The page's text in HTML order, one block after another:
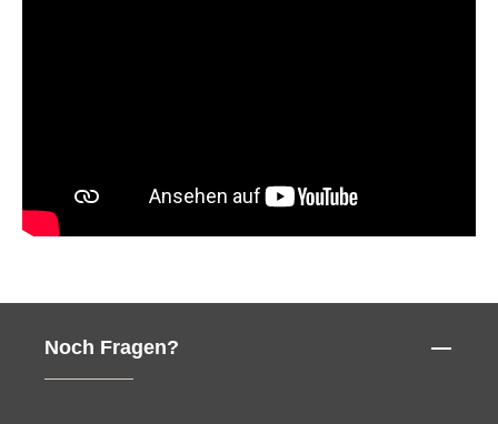
Noch Fragen?